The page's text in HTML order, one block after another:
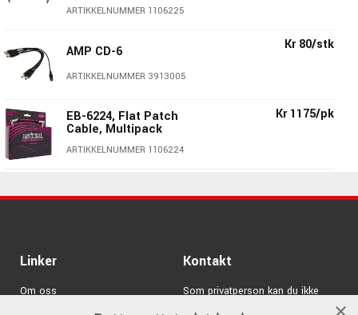
ARTIKKELNUMMER 1106225
AMP CD-6
ARTIKKELNUMMER 3913005
Kr 80/stk
EB-6224, Flat Patch
Cable, Multipack
ARTIKKELNUMMER 1106224
Kr 1175/pk
Cable 15 cm, 3-pack
Ernie Ball EB-6191 Volt
ARTIKKELNUMMER 1106191
Linker
Om oss
Kontakt
Som privatperson kan du ikke
kjøpe på denne nettsiden, alt salg